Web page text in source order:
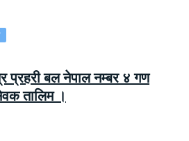
प्रहरी बल नेपाल नम्बर ४ गण
तालिम ।